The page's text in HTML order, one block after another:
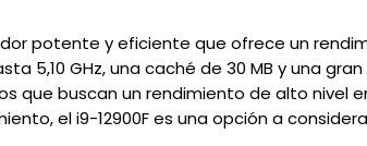
potente y eficiente que ofrece un
5,10 GHz, una caché de 30 MB y una
que buscan un rendimiento de alto nivel
el i9-12900F es una opción a